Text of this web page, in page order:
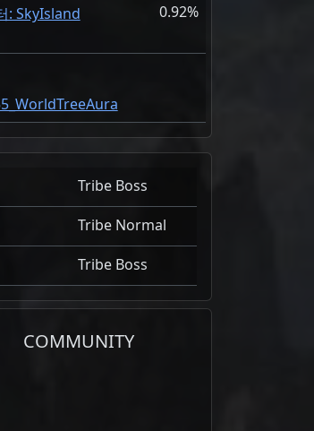
: SkyIsland 0.92%
Tribe Boss
Tribe Normal
Tribe Boss
COMMUNITY